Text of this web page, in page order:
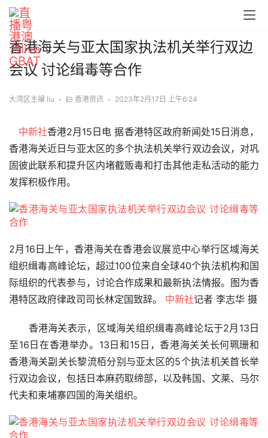
首
香港海关与亚太国家执法机关举行双边
会议 讨论缉毒等合作
大湾区主编 liu • 香港资讯 • 2023年2月17日 上午6:24
中新社香港2月15日电 据香港特区政府新闻处15日消息，
香港海关近日与亚太区的多个执法机关举行双边会议，对巩
固彼此联系和提升区内堵截贩毒和打击其他走私活动的能力
发挥积极作用。
2月16日上午，香港海关在香港会议展览中心举行区域海关
组织缉毒高峰论坛，超过100位来自全球40个执法机构和国
际组织的代表参与，讨论合作成果和最新执法情报。图为香
港特区政府律政司司长林定国致辞。 中新社记者 李志华 摄
香港海关表示，区域海关组织缉毒高峰论坛于2月13日
至16日在香港举办。13日和15日，香港海关关长何珮珊和
香港海关副关长黎流栢分别与亚太区的5个执法机关首长举
行双边会议，包括日本麻药取缔部，以及韩国、文莱、马尔
代夫和柬埔寨四国的海关组织。